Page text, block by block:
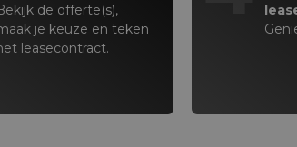
de offerte(s),
je keuze en teken
leasecontract.